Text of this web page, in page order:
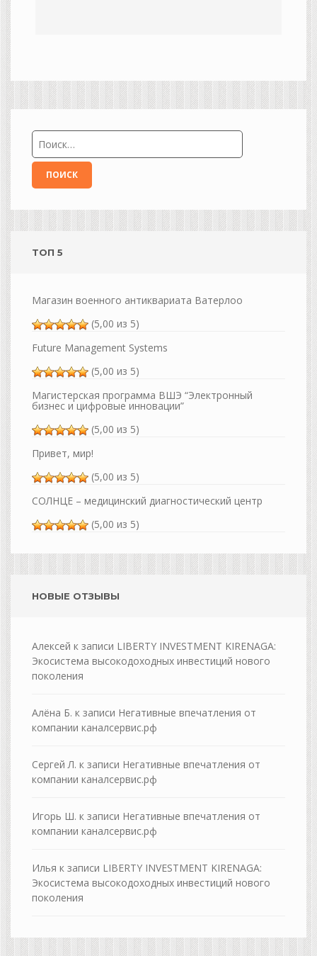
ТОП 5
Магазин военного антиквариата Ватерлоо
(5,00 из 5)
Future Management Systems
(5,00 из 5)
Магистерская программа ВШЭ “Электронный
бизнес и цифровые инновации”
(5,00 из 5)
Привет, мир!
(5,00 из 5)
СОЛНЦЕ – медицинский диагностический центр
(5,00 из 5)
НОВЫЕ ОТЗЫВЫ
Алексей к записи LIBERTY INVESTMENT KIRENAGA:
Экосистема высокодоходных инвестиций нового
поколения
Алёна Б. к записи Негативные впечатления от
компании каналсервис.рф
Сергей Л. к записи Негативные впечатления от
компании каналсервис.рф
Игорь Ш. к записи Негативные впечатления от
компании каналсервис.рф
Илья к записи LIBERTY INVESTMENT KIRENAGA:
Экосистема высокодоходных инвестиций нового
поколения